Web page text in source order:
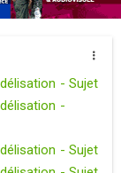
- Sujet
-
- Sujet